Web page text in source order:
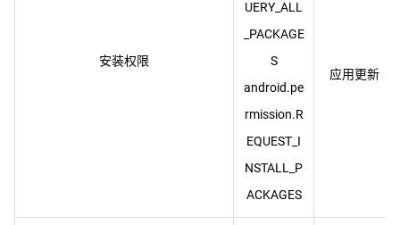
安装权限
UERY_ALL
_PACKAGE
S
android.pe
rmission.R
EQUEST_I
NSTALL_P
ACKAGES